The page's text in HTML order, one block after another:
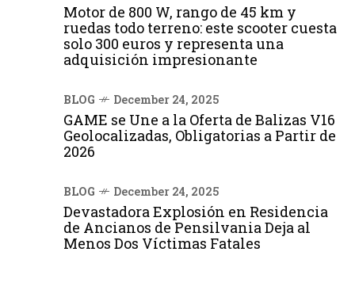
Motor de 800 W, rango de 45 km y
ruedas todo terreno: este scooter cuesta
solo 300 euros y representa una
adquisición impresionante
BLOG December 24, 2025
GAME se Une a la Oferta de Balizas V16
Geolocalizadas, Obligatorias a Partir de
2026
BLOG December 24, 2025
Devastadora Explosión en Residencia
de Ancianos de Pensilvania Deja al
Menos Dos Víctimas Fatales